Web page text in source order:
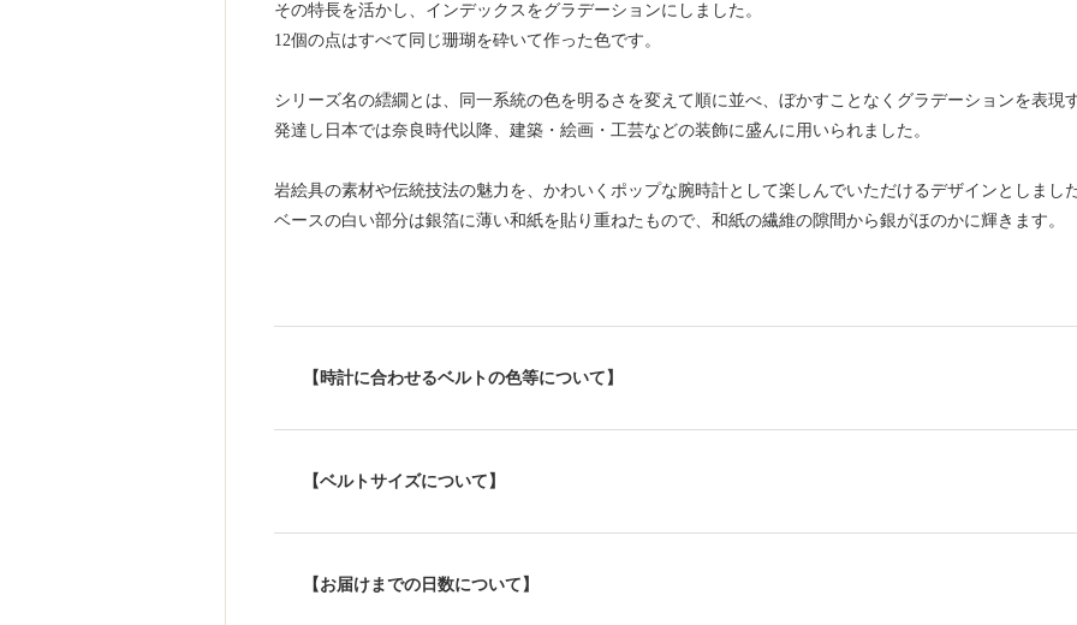
その特長を活かし、インデックスをグラデーションにしました。
12個の点はすべて同じ珊瑚を砕いて作った色です。
シリーズ名の繧繝とは、同一系統の色を明るさを変えて順に並べ、ぼかすことなくグラデーションを表現
発達し日本では奈良時代以降、建築・絵画・工芸などの装飾に盛んに用いられました。
岩絵具の素材や伝統技法の魅力を、かわいくポップな腕時計として楽しんでいただけるデザインとしまし
ベースの白い部分は銀箔に薄い和紙を貼り重ねたもので、和紙の繊維の隙間から銀がほのかに輝きます。
【時計に合わせるベルトの色等について】
【ベルトサイズについて】
【お届けまでの日数について】